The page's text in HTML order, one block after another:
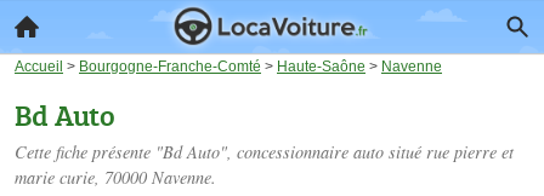
Accueil > Bourgogne-Franche-Comté > Haute-Saône > Navenne
Bd Auto
Cette fiche présente "Bd Auto", concessionnaire auto situé rue pierre et
marie curie, 70000 Navenne.